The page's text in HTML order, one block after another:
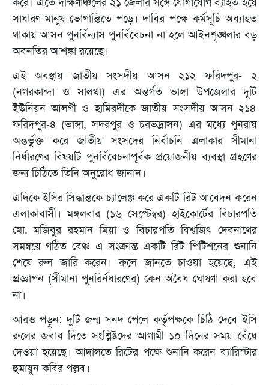
সাধারণ মানুষ ভোগান্তিতে পড়ে। দাবির পক্ষে কর্মসূচি অব্যাহত
থাকায় আসন পুনর্বিন্যাস পুনর্বিবেচনা না হলে আইনশৃঙ্খলার বড়
অবনতির আশঙ্কা রয়েছে।
এই অবস্থায় জাতীয় সংসদীয় আসন ২১২ ফরিদপুর- ২
(নগরকান্দা ও সালথা) এর অন্তর্গত ভাঙ্গা উপজেলার দুটি
ইউনিয়ন আলগী ও হামিরদীকে জাতীয় সংসদীয় আসন ২১৪
ফরিদপুর-৪ (ভাঙ্গা, সদরপুর ও চরভদ্রাসন) এর মধ্যে পুনরায়
অন্তর্ভুক্ত করে জাতীয় সংসদের নির্বাচনি এলাকার সীমানা
নির্ধারণের বিষয়টি পুনর্বিবেচনাপূর্বক প্রয়োজনীয় ব্যবস্থা গ্রহণের
জন্য চিঠিতে তিনি অনুরোধ জানান।
এদিকে ইসির সিদ্ধান্তকে চ্যালেঞ্জ করে একটি রিট আবেদন করেন
এলাকাবাসী। মঙ্গলবার (১৬ সেপ্টেম্বর) হাইকোর্টের বিচারপতি
মো. মজিবুর রহমান মিয়া ও বিচারপতি বিশ্বজিৎ দেবনাথের
সমন্বয়ে গঠিত বেঞ্চ এ সংক্রান্ত একটি রিট পিটিশনের শুনানি
শেষে রুল জারি করেন। রুলে জানতে চাওয়া হয়েছে, এই
প্রজ্ঞাপন (সীমানা পুনর্র্নিধারণের) কেন অবৈধ ঘোষণা করা হবে
না।
আরও পড়ুন: দুটি জন্ম সনদ পেলে কর্তৃপক্ষকে চিঠি দেবে ইসি
রুলের জবাব দিতে সংশ্লিষ্টদের আগামী ১০ দিনের সময় বেঁধে
দেওয়া হয়েছে। আদালতে রিটের পক্ষে শুনানি করেন ব্যারিস্টার
হুমায়ুন কবির পল্লব।